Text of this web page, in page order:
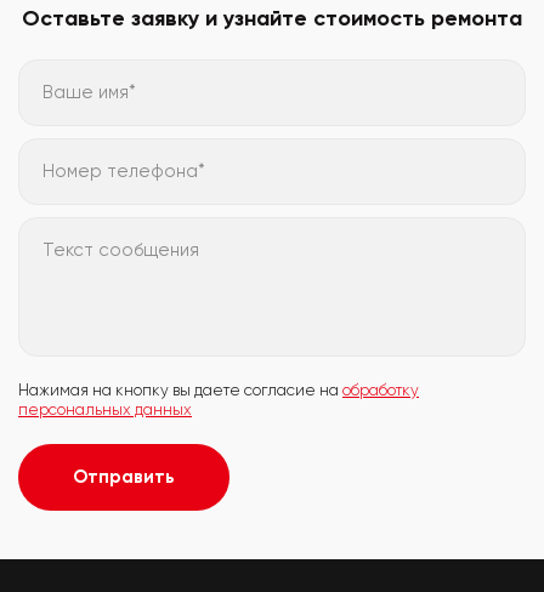
Оставьте заявку и узнайте стоимость ремонта
Ваше имя*
Номер телефона*
Текст сообщения
Нажимая на кнопку вы даете согласие на обработку
персональных данных
Отправить